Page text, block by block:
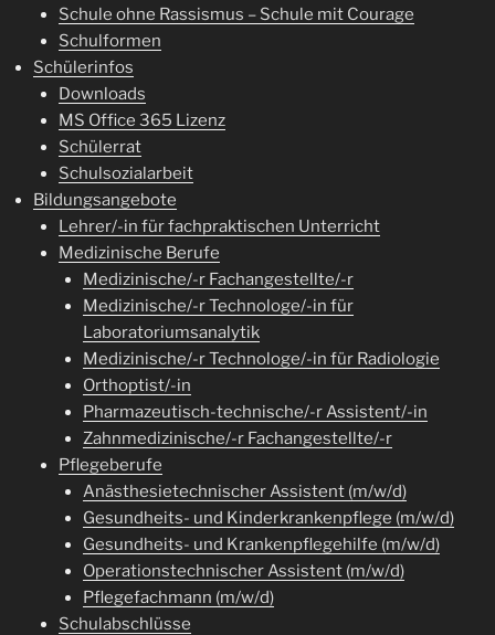
Schule ohne Rassismus – Schule mit Courage
Schulformen
Schülerinfos
Downloads
MS Office 365 Lizenz
Schülerrat
Schulsozialarbeit
Bildungsangebote
Lehrer/-in für fachpraktischen Unterricht
Medizinische Berufe
Medizinische/-r Fachangestellte/-r
Medizinische/-r Technologe/-in für
Laboratoriumsanalytik
Medizinische/-r Technologe/-in für Radiologie
Orthoptist/-in
Pharmazeutisch-technische/-r Assistent/-in
Zahnmedizinische/-r Fachangestellte/-r
Pflegeberufe
Anästhesietechnischer Assistent (m/w/d)
Gesundheits- und Kinderkrankenpflege (m/w/d)
Gesundheits- und Krankenpflegehilfe (m/w/d)
Operationstechnischer Assistent (m/w/d)
Pflegefachmann (m/w/d)
Schulabschlüsse